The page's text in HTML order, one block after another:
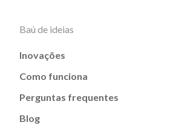
Baú de ideias
Inovações
Como funciona
Perguntas frequentes
Blog